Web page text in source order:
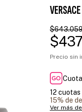
Precio sin
12 cuotas
15% de
Ver más